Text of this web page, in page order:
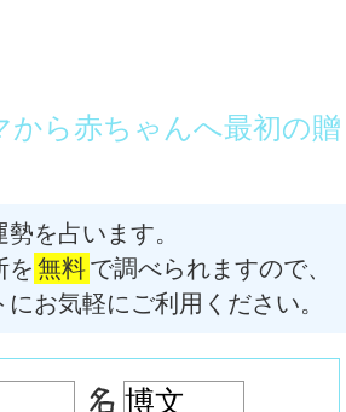
から赤ちゃんへ最初の贈
を占います。
を 無料で調べられますので、
お気軽にご利用ください。